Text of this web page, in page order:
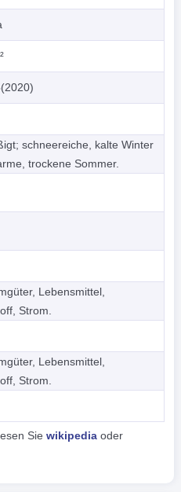
schneereiche, kalte Winter
trockene Sommer.
Lebensmittel,
Strom.
Lebensmittel,
Strom.
Sie wikipediaoder